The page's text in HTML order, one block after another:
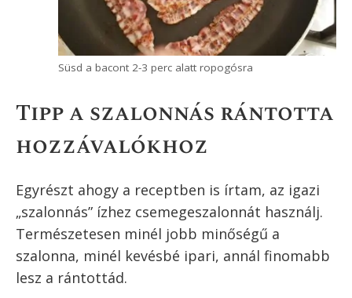
alacsony-közepes lángon süsd meg a
bacon szalonna mindkét oldalát 2-3 perc
alatt, és tálald külön a rántottához.
Bacont is süthetsz a rántottához